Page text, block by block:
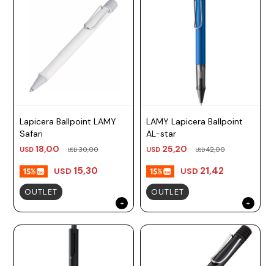
Lapicera Ballpoint LAMY
Safari
USD 18,00 USD30,00
USD 15,30
OUTLET
LAMY Lapicera Ballpoint
AL-star
USD 25,20 USD42,00
USD 21,42
OUTLET